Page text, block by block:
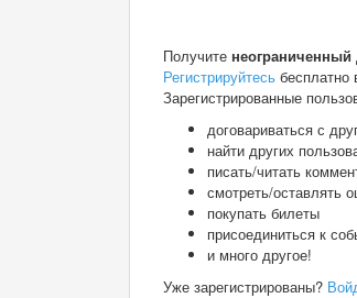
Получите неограниченный
Регистрируйтесь бесплатно
Зарегистрированные
договариваться с
найти других
писать/читать
смотреть/оставлять
покупать билеты
присоединиться к
и много другое!
Уже зарегистрированы?